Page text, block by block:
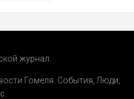
журнал.
Гомеля. События Люди